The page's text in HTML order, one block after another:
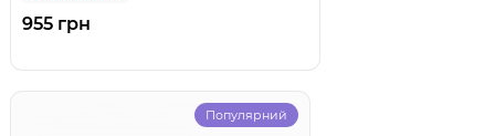
955 грн
Популярний